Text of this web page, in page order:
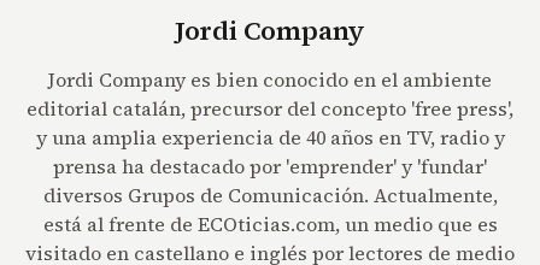
Jordi Company
Jordi Company es bien conocido en el ambiente
editorial catalán, precursor del concepto 'free press',
y una amplia experiencia de 40 años en TV, radio y
prensa ha destacado por 'emprender' y 'fundar'
diversos Grupos de Comunicación. Actualmente,
está al frente de ECOticias.com, un medio que es
visitado en castellano e inglés por lectores de medio